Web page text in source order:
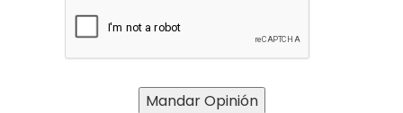
Mandar Opinión